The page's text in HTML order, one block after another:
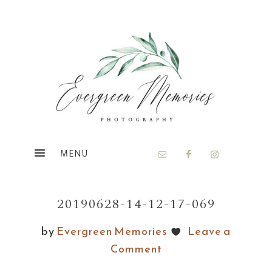
20190628-14-12-17-069
by Evergreen Memories
Leave a
Comment